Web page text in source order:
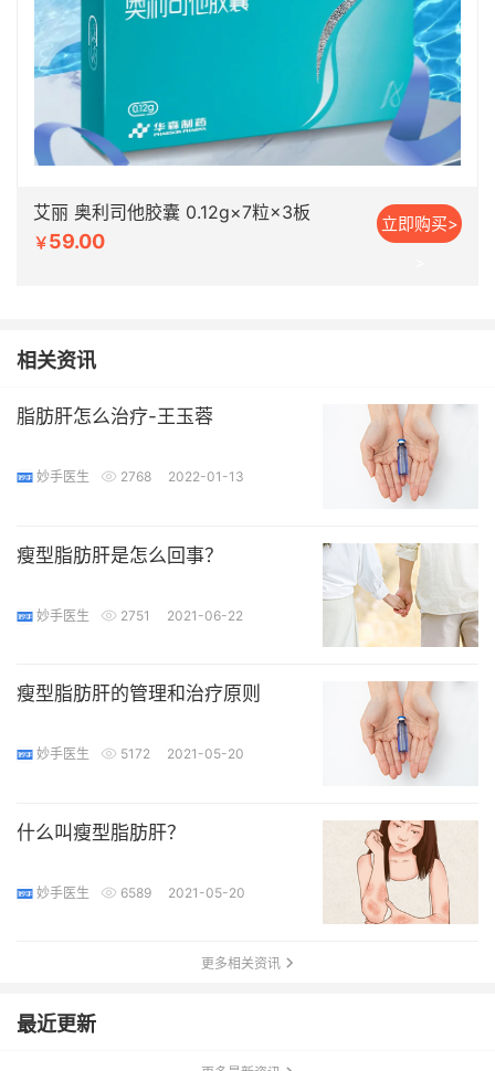
艾丽 奥利司他胶囊 0.12g×7粒×3板
￥59.00
立即购买>
相关资讯
脂肪肝怎么治疗-王玉蓉
妙手医生 2768 2022-01-13
瘦型脂肪肝是怎么回事？
妙手医生 2751 2021-06-22
瘦型脂肪肝的管理和治疗原则
妙手医生 5172 2021-05-20
什么叫瘦型脂肪肝？
妙手医生 6589 2021-05-20
更多相关资讯
最近更新